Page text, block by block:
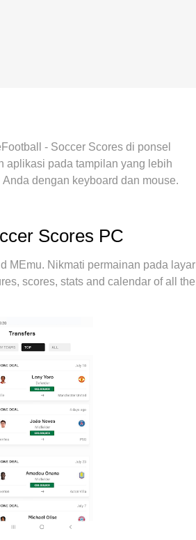
- Soccer Scores di ponsel
aplikasi pada tampilan yang lebih
dengan keyboard dan mouse.
menginstal dan mudah
- Soccer Scores di komputer
pembukaan 2 akun atau
eksklusif kami dapat
menyenangkan.
Scores PC
MEmu. Nikmati permainan pada layar
scores, stats and calendar of all the